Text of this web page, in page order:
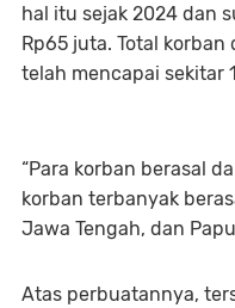
hal itu sejak 2024 dan
Rp65 juta. Total
telah mencapai sekitar
“Para korban berasal
korban terbanyak
Jawa Tengah, dan
Atas perbuatannya,